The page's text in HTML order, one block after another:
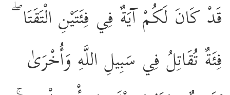
قَدْ كَانَ لَكُمْ آيَةٌ فِي فِئَتَيْنِ الْتَقَتَا ۖ
فِئَةٌ تُقَاتِلُ فِي سَبِيلِ اللَّهِ وَأُخْرَىٰ